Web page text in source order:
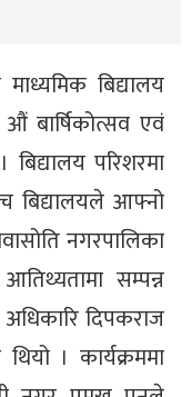
बिद्यालय
बार्षिकोत्सव एवं
परिशरमा
बिद्यालयले आफ्नो
नगरपालिका
सम्पन्न
दिपकराज
। कार्यक्रममा